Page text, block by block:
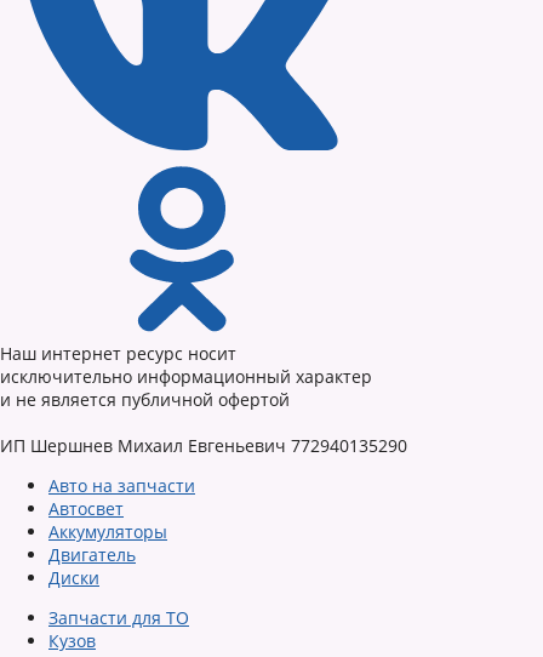
Наш интернет ресурс носит
исключительно информационный характер
и не является публичной офертой
ИП Шершнев Михаил Евгеньевич 772940135290
Авто на запчасти
Автосвет
Аккумуляторы
Двигатель
Диски
Запчасти для ТО
Кузов